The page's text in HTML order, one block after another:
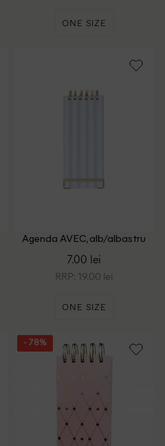
ONE SIZE
Agenda AVEC, alb/albastru
7.00 lei
RRP: 19.00 lei
ONE SIZE
- 78%